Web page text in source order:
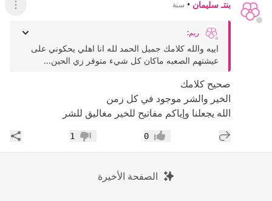
بنتـ سليمان • سنة عرض
ريم:
اييه والله كلامك جميل الحمد لله انا اهلي يحكوني على
عيشتهم الصعبه ماكان كل شيء متوفر زي الحين...
صحيح كلامك
الخير والشر موجود في كل زمن
الله يجعلنا وإياكم مفاتيح للخير مغاليق للشر
إضافة رد جديد إعجاب0 عدم إعجاب
1
الصفحة الأخيرة